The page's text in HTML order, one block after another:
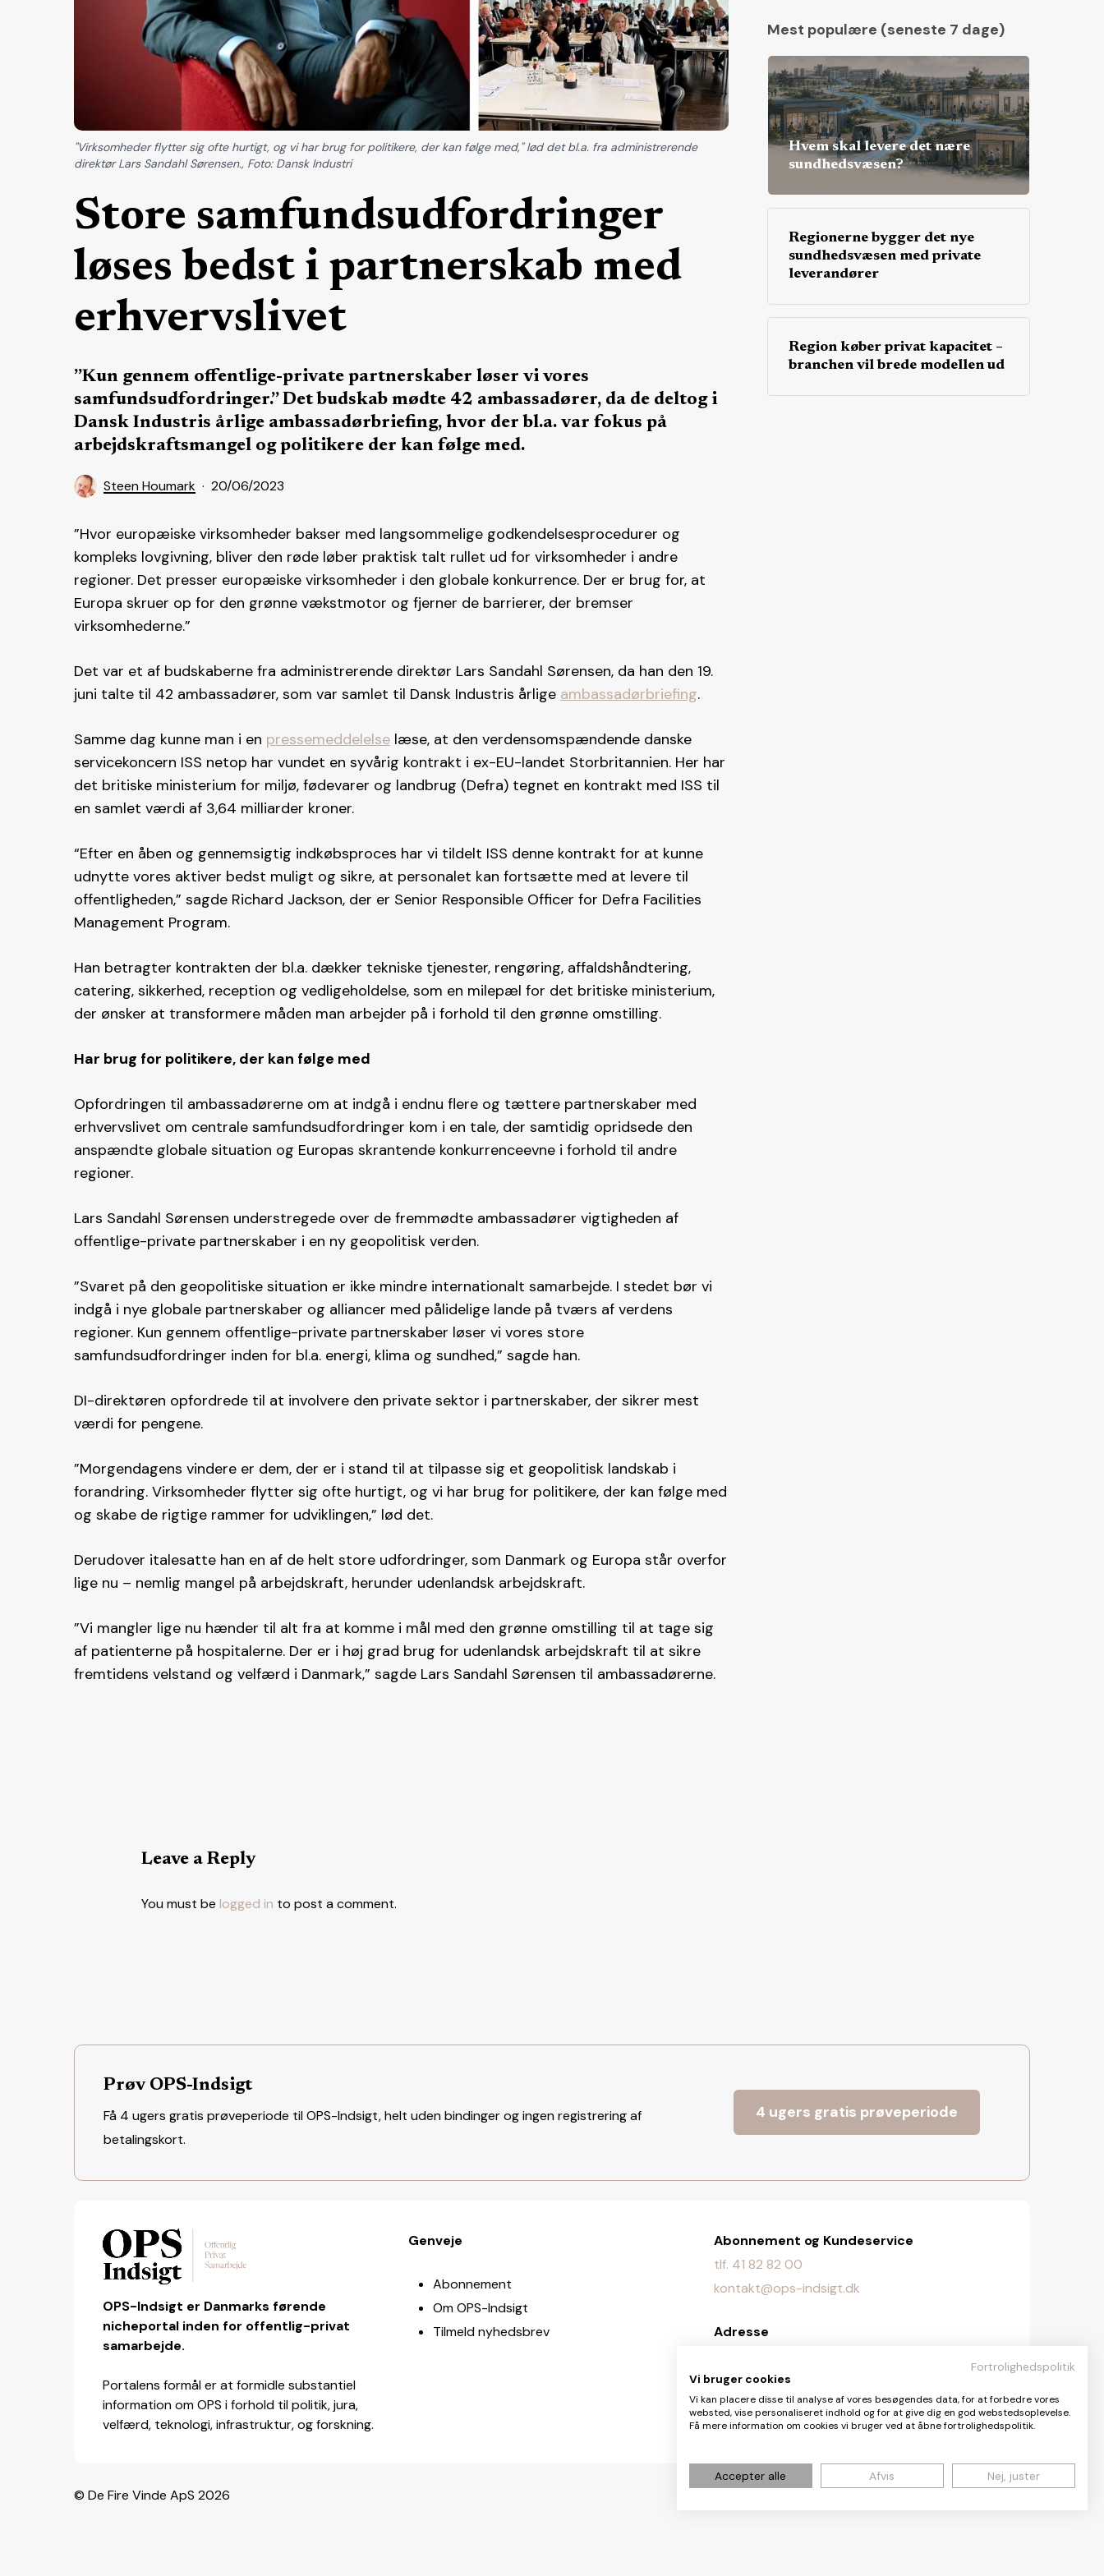
Store samfundsudfordringer
løses bedst i partnerskab med
erhvervslivet
”Kun gennem offentlige-private partnerskaber løser vi vores
samfundsudfordringer.” Det budskab mødte 42 ambassadører, da de deltog i
Dansk Industris årlige ambassadørbriefing, hvor der bl.a. var fokus på
arbejdskraftsmangel og politikere der kan følge med.
Steen Houmark 20/06/2023
"Virksomheder flytter sig ofte hurtigt, og vi har brug for politikere, der kan følge med," lød det bl.a. fra administrerende
direktør Lars Sandahl Sørensen., Foto: Dansk Industri
”Hvor europæiske virksomheder bakser med langsommelige godkendelsesprocedurer og
kompleks lovgivning, bliver den røde løber praktisk talt rullet ud for virksomheder i andre
regioner. Det presser europæiske virksomheder i den globale konkurrence. Der er brug for, at
Europa skruer op for den grønne vækstmotor og fjerner de barrierer, der bremser
virksomhederne.”
Det var et af budskaberne fra administrerende direktør Lars Sandahl Sørensen, da han den 19.
juni talte til 42 ambassadører, som var samlet til Dansk Industris årlige ambassadørbriefing.
Samme dag kunne man i en pressemeddelelse læse, at den verdensomspændende danske
servicekoncern ISS netop har vundet en syvårig kontrakt i ex-EU-landet Storbritannien. Her har
det britiske ministerium for miljø, fødevarer og landbrug (Defra) tegnet en kontrakt med ISS til
en samlet værdi af 3,64 milliarder kroner.
“Efter en åben og gennemsigtig indkøbsproces har vi tildelt ISS denne kontrakt for at kunne
udnytte vores aktiver bedst muligt og sikre, at personalet kan fortsætte med at levere til
offentligheden,” sagde Richard Jackson, der er Senior Responsible Officer for Defra Facilities
Management Program.
Han betragter kontrakten der bl.a. dækker tekniske tjenester, rengøring, affaldshåndtering,
catering, sikkerhed, reception og vedligeholdelse, som en milepæl for det britiske ministerium,
der ønsker at transformere måden man arbejder på i forhold til den grønne omstilling.
Har brug for politikere, der kan følge med
Opfordringen til ambassadørerne om at indgå i endnu flere og tættere partnerskaber med
erhvervslivet om centrale samfundsudfordringer kom i en tale, der samtidig opridsede den
anspændte globale situation og Europas skrantende konkurrenceevne i forhold til andre
regioner.
Lars Sandahl Sørensen understregede over de fremmødte ambassadører vigtigheden af
offentlige-private partnerskaber i en ny geopolitisk verden.
”Svaret på den geopolitiske situation er ikke mindre internationalt samarbejde. I stedet bør vi
indgå i nye globale partnerskaber og alliancer med pålidelige lande på tværs af verdens
regioner. Kun gennem offentlige-private partnerskaber løser vi vores store
samfundsudfordringer inden for bl.a. energi, klima og sundhed,” sagde han.
DI-direktøren opfordrede til at involvere den private sektor i partnerskaber, der sikrer mest
værdi for pengene.
”Morgendagens vindere er dem, der er i stand til at tilpasse sig et geopolitisk landskab i
forandring. Virksomheder flytter sig ofte hurtigt, og vi har brug for politikere, der kan følge med
og skabe de rigtige rammer for udviklingen,” lød det.
Derudover italesatte han en af de helt store udfordringer, som Danmark og Europa står overfor
lige nu – nemlig mangel på arbejdskraft, herunder udenlandsk arbejdskraft.
”Vi mangler lige nu hænder til alt fra at komme i mål med den grønne omstilling til at tage sig
af patienterne på hospitalerne. Der er i høj grad brug for udenlandsk arbejdskraft til at sikre
fremtidens velstand og velfærd i Danmark,” sagde Lars Sandahl Sørensen til ambassadørerne.
Mest populære (seneste 7 dage)
Hvem skal levere det nære
sundhedsvæsen?
Regionerne bygger det nye
sundhedsvæsen med private
leverandører
Region køber privat kapacitet –
branchen vil brede modellen ud
Leave a Reply
You must be logged in to post a comment.
Prøv OPS-Indsigt
Få 4 ugers gratis prøveperiode til OPS-Indsigt, helt uden bindinger og ingen registrering af
betalingskort.
4 ugers gratis prøveperiode
OPS-Indsigt er Danmarks førende
nicheportal inden for offentlig-privat
samarbejde.
Portalens formål er at formidle substantiel
information om OPS i forhold til politik, jura,
velfærd, teknologi, infrastruktur, og forskning.
Genveje
Abonnement
Om OPS-Indsigt
Tilmeld nyhedsbrev
Abonnement og Kundeservice
tlf. 41 82 82 00
kontakt@ops-indsigt.dk
Adresse
Redaktionen
redaktionen@ops-indsigt.dk
© De Fire Vinde ApS 2026
Fortrolighedspolitik
Vi bruger cookies
Vi kan placere disse til analyse af vores besøgendes data, for at forbedre vores
websted, vise personaliseret indhold og for at give dig en god webstedsoplevelse.
Få mere information om cookies vi bruger ved at åbne fortrolighedspolitik.
Accepter alle Afvis Nej, juster